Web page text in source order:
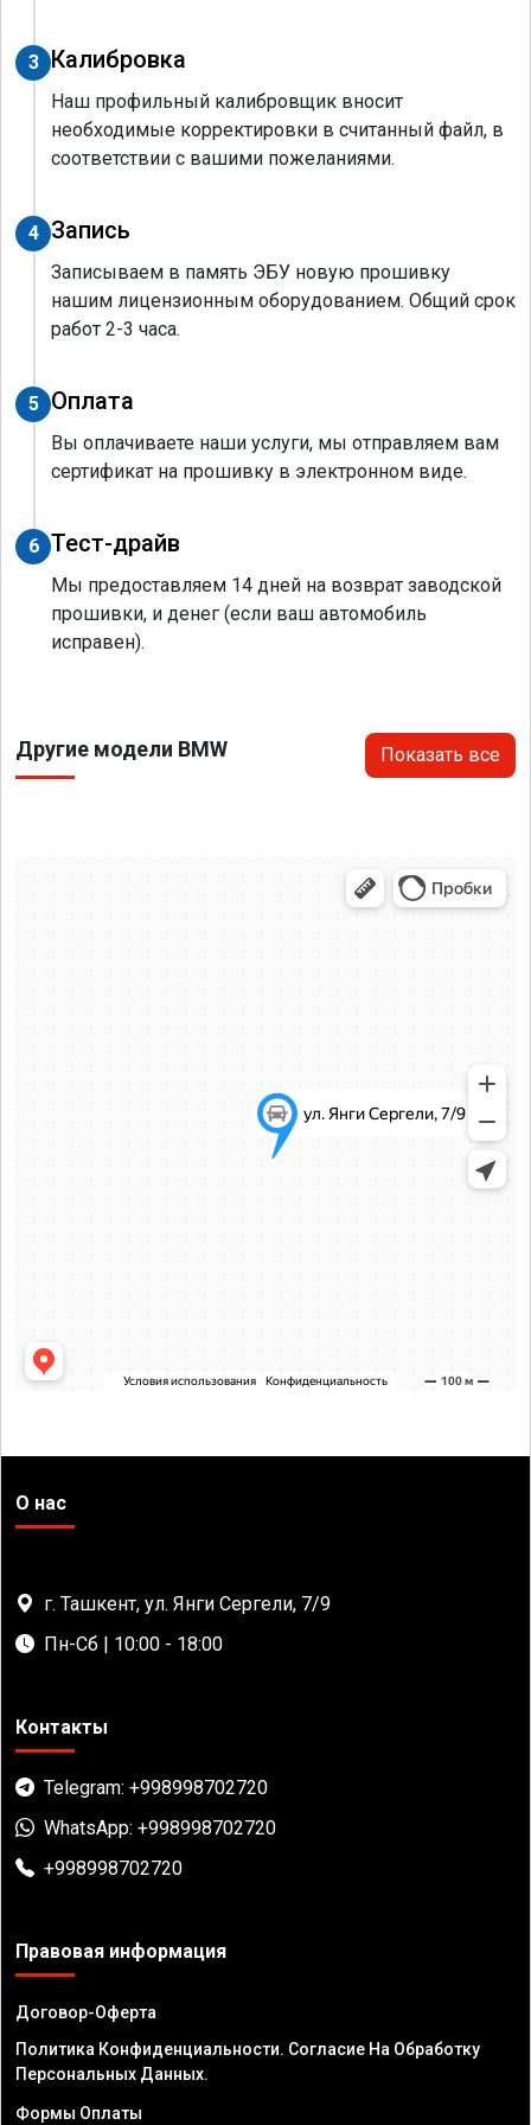
3 Калибровка
Наш профильный калибровщик вносит
необходимые корректировки в считанный файл, в
соответствии с вашими пожеланиями.
4 Запись
Записываем в память ЭБУ новую прошивку
нашим лицензионным оборудованием. Общий срок
работ 2-3 часа.
5 Оплата
Вы оплачиваете наши услуги, мы отправляем вам
сертификат на прошивку в электронном виде.
6 Тест-драйв
Мы предоставляем 14 дней на возврат заводской
прошивки, и денег (если ваш автомобиль
исправен).
Другие модели BMW Показать все
О нас
г. Ташкент, ул. Янги Сергели, 7/9
Пн-Сб | 10:00 - 18:00
Контакты
Telegram: +998998702720
WhatsApp: +998998702720
+998998702720
Правовая информация
Договор-Оферта
Политика Конфиденциальности. Согласие На Обработку
Персональных Данных.
Формы Оплаты